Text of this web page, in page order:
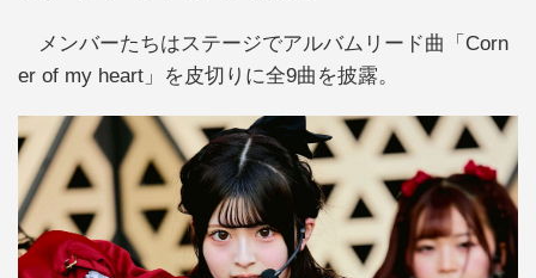
メンバーたちはステージでアルバムリード曲「Corn
er of my heart」を皮切りに全9曲を披露。